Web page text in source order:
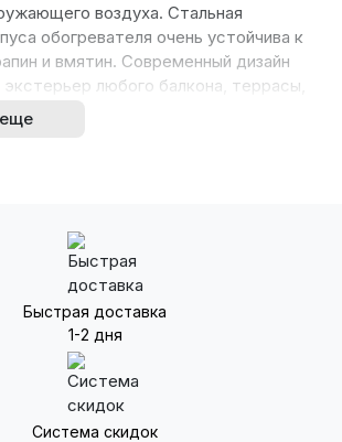
воздуха. Стальная
обогревателя очень устойчива к
и вмятин. Современный дизайн
любого балкона, террасы,
излучение положительно действует
человека
от электросети
аварийного отключения
экологичном топливе – пропане и
из нержавеющей стали
уровня мощности
потребление газа
Быстрая доставка
1-2 дня
Система скидок